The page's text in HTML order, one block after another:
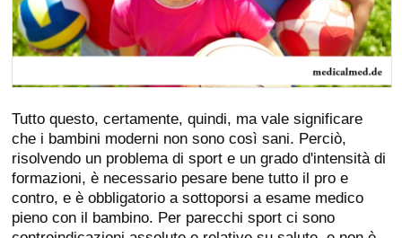
Tutto questo, certamente, quindi, ma vale significare
che i bambini moderni non sono così sani. Perciò,
risolvendo un problema di sport e un grado d'intensità di
formazioni, è necessario pesare bene tutto il pro e
contro, e è obbligatorio a sottoporsi a esame medico
pieno con il bambino. Per parecchi sport ci sono